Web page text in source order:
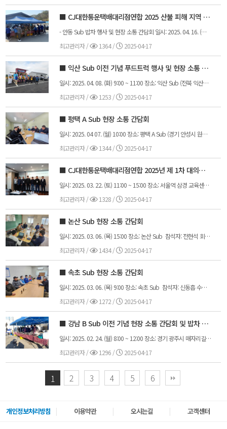
■ CJ대한통운택배대리점연합 2025 산불 피해 지역 지원 활동
- 안동 Sub 밥차 행사 및 현장 소통 간담회 일시: 2025. 04. 16. (수) 9:00 장소: 안동 Sub (경북 안동시 서후면 북평로 167) 참석자: 전현석 회장님, 이광수 부회장님, 유호균 사무국장님, 이현서 행정국장님, 전인석 실무국장님, 이경희 회원소통국장님, 임정수 경북 지부장님, 전재환 안동지사 대의원님, 양종완 경북 사업담당님, 문석진 경북 운영팀장님, 이창희 경북 영업팀장님 - 지역 주민 구호물품 전달식 일시: 2025. 04. 16. (수) 13:00 장소: 백자리 마을회관 (경북 안동시 길안면 만음백자길 462) 참석자: 전현석 회장님, 이광수 부회장님, 유호균 사무국장님, 이현서 행정국장님, 전인석 실무국장님, 이경희 회원소통국장님, 임정수 경북 지부장님, 전재환 안동지사 대의원님, 양종완 경북 사업담당님, 문석진 경북 운영팀장님, 이창희 경북 영업팀장님
최고관리자/ 1364 / 2025-04-17
■ 익산 Sub 이전 기념 푸드트럭 행사 및 현장 소통 간담회
일시: 2025. 04. 08. (화) 9:00 ~ 11:00 장소: 익산 Sub (전북 익산시 하나로 1001) 참석자: 전현석 회장님, 이동근 부회장님, 유호균 사무국장님, 이현서 행정국장님, 김 현 직간선소통국장님, 백만호 전북 지부장님, 정성원 익산지사 대의원님, 오안명 전주지사 대의원님
최고관리자/ 1253 / 2025-04-17
■ 평택 A Sub 현장 소통 간담회
일시: 2025. 04 07. (월) 10:00 장소: 평택 A Sub (경기 안성시 원곡면 청원로 1850-122) 참석자: 전현석 회장님, 유호균 사무국장님, 남서울 지부장님 및 대의원님
최고관리자/ 1344 / 2025-04-17
■ CJ대한통운택배대리점연합 2025년 제 1차 대의원 총회
일시: 2025. 03. 22. (토) 11:00 ~ 15:00 장소: 서울역 삼경 교육센터 (서울 용산구 한강대로 391 센트럴플라자 3층 ~ 8층) 참석자: 전현석 회장님 및 대리점연합 임원진, 지부장, 대의원
최고관리자/ 1328 / 2025-04-17
■ 논산 Sub 현장 소통 간담회
일시: 2025. 03. 06. (목) 15:00 장소: 논산 Sub 참석자: 전현석 회장님, 정원규 부회장님, 유호균 사무국장님, 이현서 행정국장님, 이강수 운영국장님, 박동수 세종 지부장님
최고관리자/ 1434 / 2025-04-17
■ 속초 Sub 현장 소통 간담회
일시: 2025. 03. 06. (목) 9:00 장소: 속초 Sub 참석자: 신동흡 수석 부회장님, 이현서 행정국장님, 정진욱 대외협력국장님, 박용주 강원 지부장님
최고관리자/ 1272 / 2025-04-17
■ 강남 B Sub 이전 기념 현장 소통 간담회 및 밥차 행사
일시: 2025. 02. 24. (월) 8:00 ~ 12:00 장소: 경기 광주시 매자리길 48 참석자: 전현석 회장님, 신동흡 수석 부회장님, 조성하 부회장님, 유호균 사무국장님, 이현서 행정국장님, 박지용 총무국장님, 이강수 운영국장님, 이승룡 조직관리국장님, 김영수 회원지원국장님, 이준원 회원관리국장님, 차정철 복지기획국장님, 이재희 강남지사 대의원님
최고관리자/ 1296 / 2025-04-17
1 2 3 4 5 6
개인정보처리방침 이용약관 오시는길 고객센터